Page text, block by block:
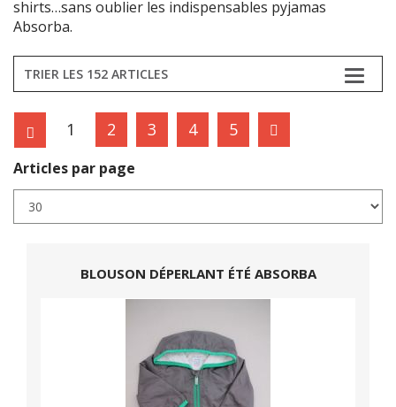
shirts…sans oublier les indispensables pyjamas
Absorba.
TRIER LES 152 ARTICLES
1 2 3 4 5
Articles par page
BLOUSON DÉPERLANT ÉTÉ ABSORBA